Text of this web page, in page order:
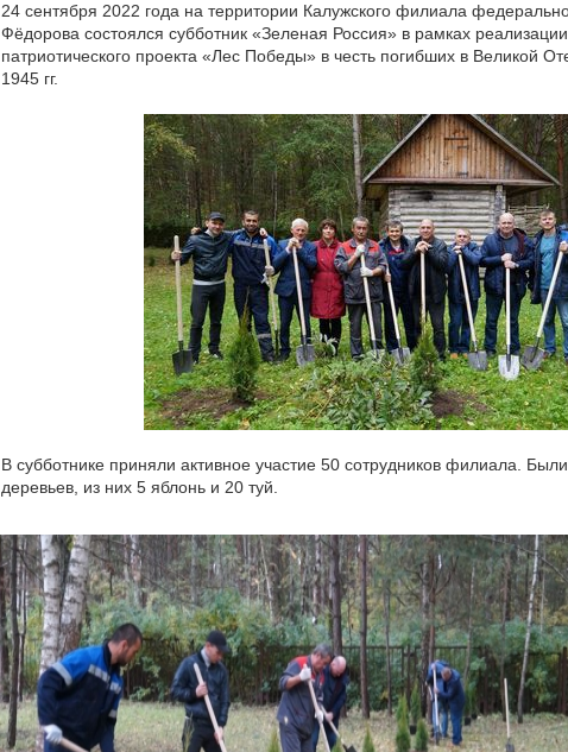
24 сентября 2022 года на территории Калужского филиала
Фёдорова состоялся субботник «Зеленая Россия» в рамках реализации
патриотического проекта «Лес Победы» в честь погибших в Великой
1945 гг.
В субботнике приняли активное участие 50 сотрудников филиала.
деревьев, из них 5 яблонь и 20 туй.